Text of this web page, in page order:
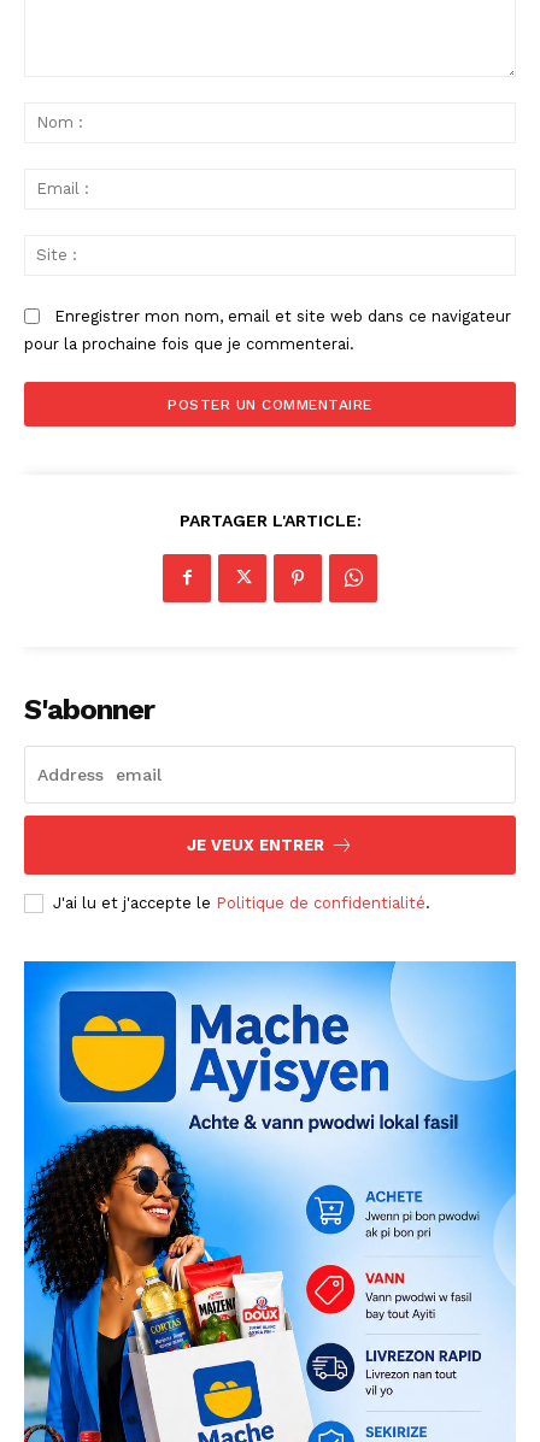
Enregistrer mon nom, email et site web dans ce navigateur
pour la prochaine fois que je commenterai.
PARTAGER L'ARTICLE:
S'abonner
JE VEUX ENTRER
J'ai lu et j'accepte le Politique de confidentialité.